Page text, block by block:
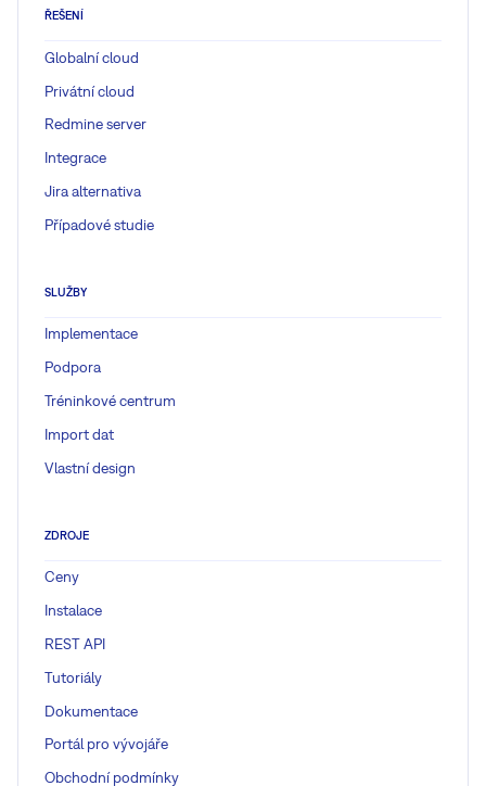
ŘEŠENÍ
Globalní cloud
Privátní cloud
Redmine server
Integrace
Jira alternativa
Případové studie
SLUŽBY
Implementace
Podpora
Tréninkové centrum
Import dat
Vlastní design
ZDROJE
Ceny
Instalace
REST API
Tutoriály
Dokumentace
Portál pro vývojáře
Obchodní podmínky